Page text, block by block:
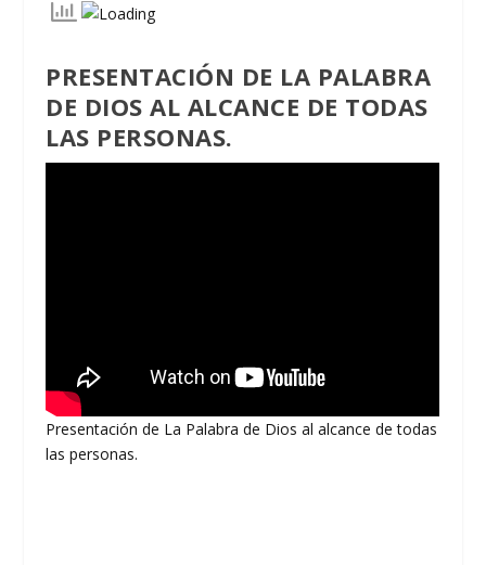
PRESENTACIÓN DE LA PALABRA
DE DIOS AL ALCANCE DE TODAS
LAS PERSONAS.
Presentación de La Palabra de Dios al alcance de todas
las personas.